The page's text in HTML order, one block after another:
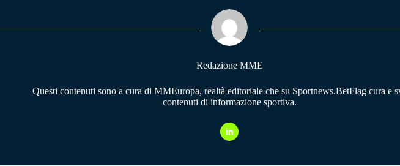
pp m
Redazione MME
Questi contenuti sono a cura di MMEuropa, realtà editoriale che su Sportnews.BetFlag cura e
contenuti di informazione sportiva.